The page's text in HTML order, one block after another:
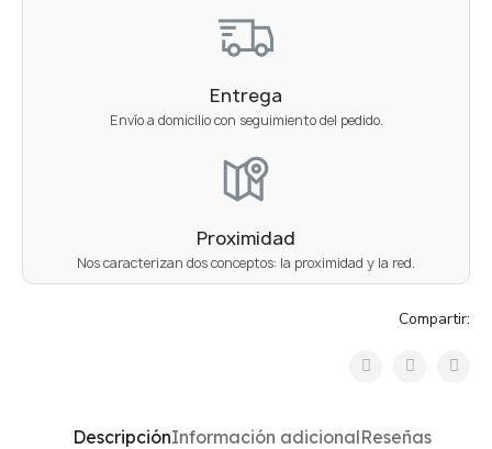
Entrega
Envío a domicilio con seguimiento del pedido.
Proximidad
Nos caracterizan dos conceptos: la proximidad y la red.
Compartir:
DescripciónInformación adicionalReseñas